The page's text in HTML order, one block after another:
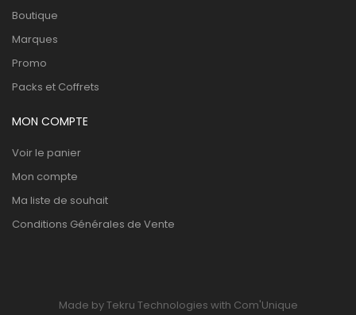
Boutique
Marques
Promo
Packs et Coffrets
MON COMPTE
Voir le panier
Mon compte
Ma liste de souhait
Conditions Générales de Vente
Made by Tekru Technologies with Com'Unique